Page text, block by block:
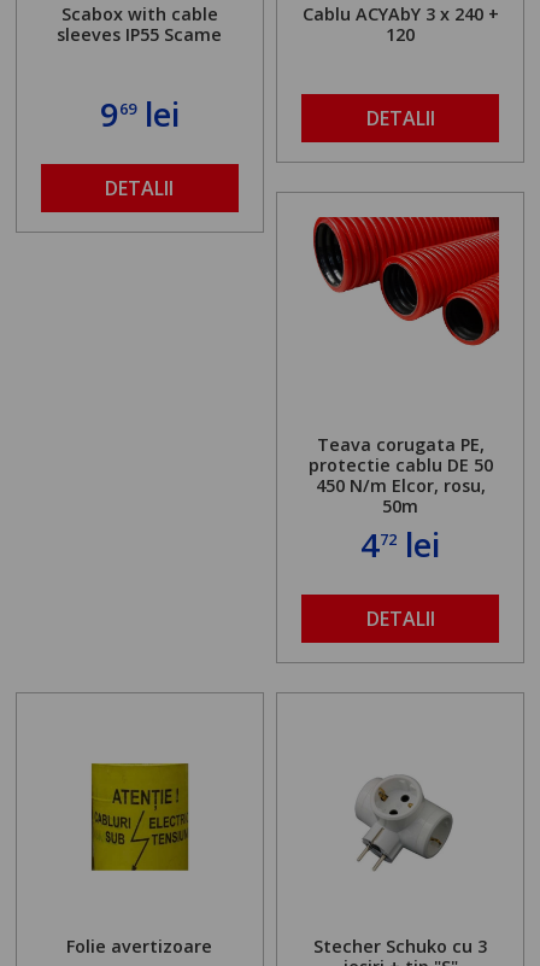
Scabox with cable
sleeves IP55 Scame
969lei
DETALII
Cablu ACYAbY 3 x 240 +
120
DETALII
Teava corugata PE,
protectie cablu DE 50
450 N/m Elcor, rosu,
50m
472 lei
DETALII
Folie avertizoare
Stecher Schuko cu 3